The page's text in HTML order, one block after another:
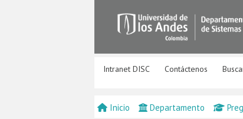
Intranet DISC Contáctenos
Inicio Departamento